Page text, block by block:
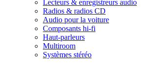
Lecteurs & enregistreurs audio
Radios & radios CD
Audio pour la voiture
Composants hi-fi
Haut-parleurs
Multiroom
Systèmes stéréo